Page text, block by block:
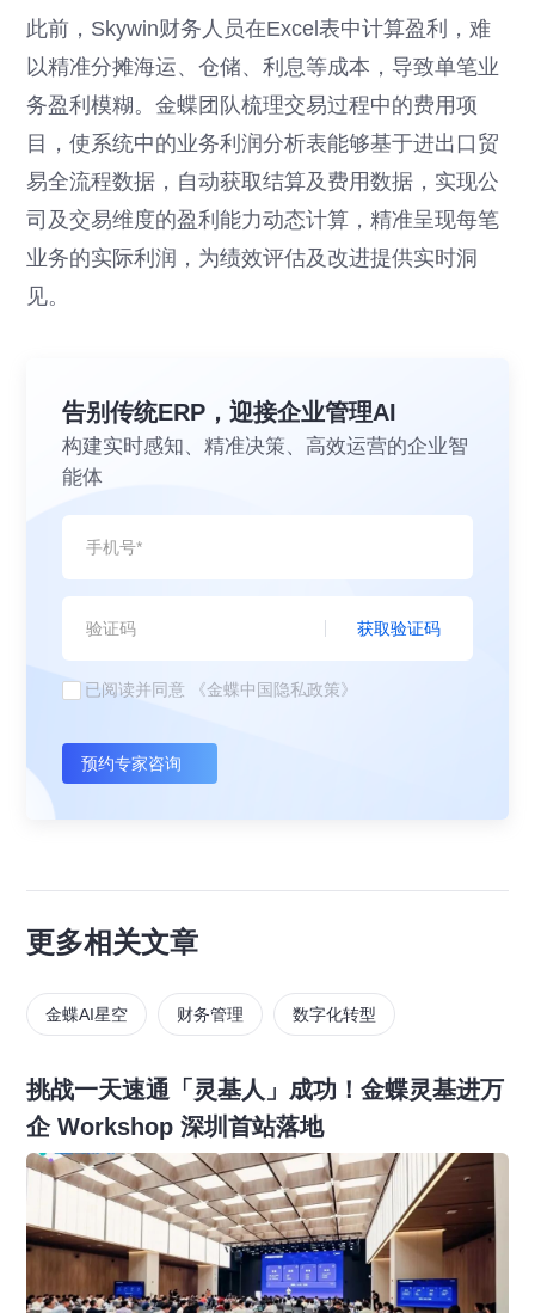
此前，Skywin财务人员在Excel表中计算盈利，难
以精准分摊海运、仓储、利息等成本，导致单笔业
务盈利模糊。金蝶团队梳理交易过程中的费用项
目，使系统中的业务利润分析表能够基于进出口贸
易全流程数据，自动获取结算及费用数据，实现公
司及交易维度的盈利能力动态计算，精准呈现每笔
业务的实际利润，为绩效评估及改进提供实时洞
见。
告别传统ERP，迎接企业管理AI
构建实时感知、精准决策、高效运营的企业智
能体
获取验证码
已阅读并同意 《金蝶中国隐私政策》
预约专家咨询
更多相关文章
金蝶AI星空 财务管理 数字化转型
挑战一天速通「灵基人」成功！金蝶灵基进万
企 Workshop 深圳首站落地